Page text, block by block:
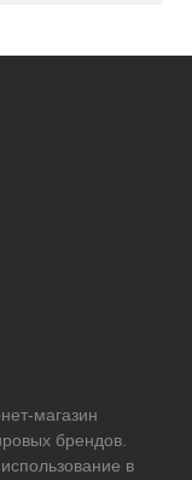
магазин
брендов.
в